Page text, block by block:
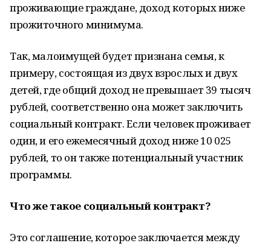
проживающие граждане, доход которых ниже
прожиточного минимума.
Так, малоимущей будет признана семья, к
примеру, состоящая из двух взрослых и двух
детей, где общий доход не превышает 39 тысяч
рублей, соответственно она может заключить
социальный контракт. Если человек проживает
один, и его ежемесячный доход ниже 10 025
рублей, то он также потенциальный участник
программы.
Что же такое социальный контракт?
Это соглашение, которое заключается между